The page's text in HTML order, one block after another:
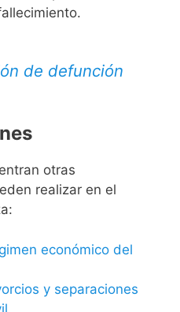
de defunción
otras
realizar en el
económico del
y separaciones